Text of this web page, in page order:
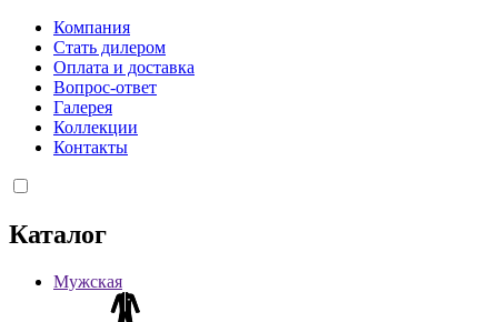
Компания
Стать дилером
Оплата и доставка
Вопрос-ответ
Галерея
Коллекции
Контакты
Каталог
Мужская